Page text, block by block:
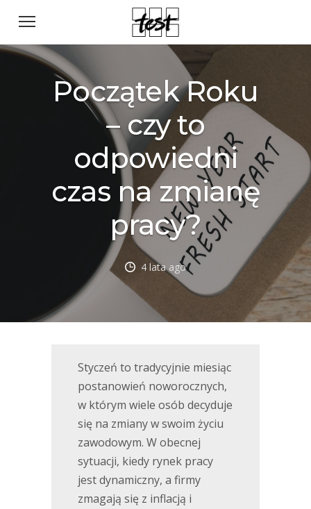
Początek Roku
– czy to
odpowiedni
czas na zmianę
pracy?
4 lata ago
Styczeń to tradycyjnie miesiąc
postanowień noworocznych,
w którym wiele osób decyduje
się na zmiany w swoim życiu
zawodowym. W obecnej
sytuacji, kiedy rynek pracy
jest dynamiczny, a firmy
zmagają się z inflacją i